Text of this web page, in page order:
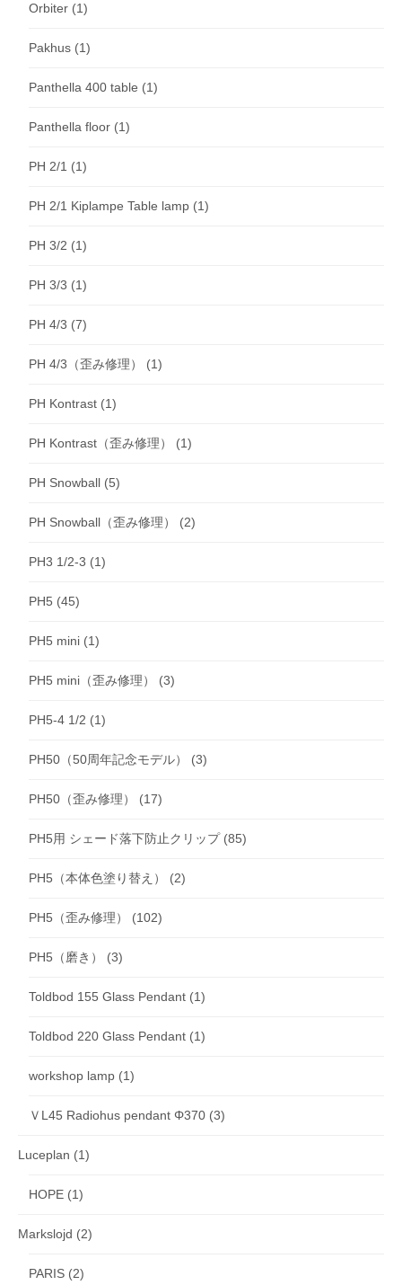
Orbiter (1)
Pakhus (1)
Panthella 400 table (1)
Panthella floor (1)
PH 2/1 (1)
PH 2/1 Kiplampe Table lamp (1)
PH 3/2 (1)
PH 3/3 (1)
PH 4/3 (7)
PH 4/3（歪み修理） (1)
PH Kontrast (1)
PH Kontrast（歪み修理） (1)
PH Snowball (5)
PH Snowball（歪み修理） (2)
PH3 1/2-3 (1)
PH5 (45)
PH5 mini (1)
PH5 mini（歪み修理） (3)
PH5-4 1/2 (1)
PH50（50周年記念モデル） (3)
PH50（歪み修理） (17)
PH5用 シェード落下防止クリップ(85)
PH5（本体色塗り替え） (2)
PH5（歪み修理） (102)
PH5（磨き） (3)
Toldbod 155 Glass Pendant (1)
Toldbod 220 Glass Pendant (1)
workshop lamp (1)
ＶL45 Radiohus pendant Φ370 (3)
Luceplan (1)
HOPE (1)
Markslojd (2)
PARIS (2)